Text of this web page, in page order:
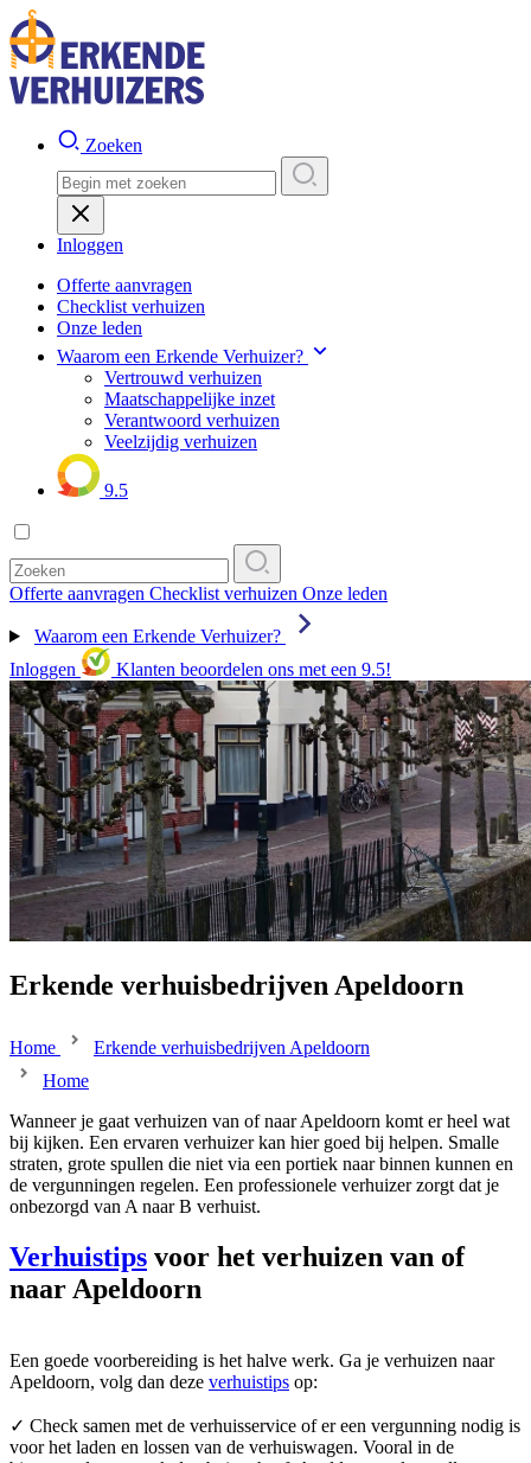
Zoeken
Inloggen
Offerte aanvragen
Checklist verhuizen
Onze leden
Waarom een Erkende Verhuizer?
Vertrouwd verhuizen
Maatschappelijke inzet
Verantwoord verhuizen
Veelzijdig verhuizen
9.5
Offerte aanvragen Checklist verhuizen Onze leden
Waarom een Erkende Verhuizer?
Inloggen
Klanten beoordelen ons met een 9.5!
Erkende verhuisbedrijven Apeldoorn
Home
Erkende verhuisbedrijven Apeldoorn
Home
Wanneer je gaat verhuizen van of naar Apeldoorn komt er heel wat
bij kijken. Een ervaren verhuizer kan hier goed bij helpen. Smalle
straten, grote spullen die niet via een portiek naar binnen kunnen en
de vergunningen regelen. Een professionele verhuizer zorgt dat je
onbezorgd van A naar B verhuist.
Verhuistips voor het verhuizen van of
naar Apeldoorn
Een goede voorbereiding is het halve werk. Ga je verhuizen naar
Apeldoorn, volg dan deze verhuistips op:
✓ Check samen met de verhuisservice of er een vergunning nodig is
voor het laden en lossen van de verhuiswagen. Vooral in de